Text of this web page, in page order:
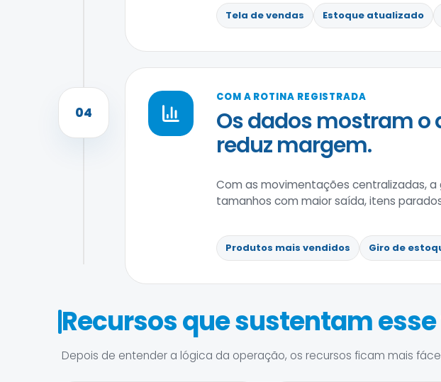
Tela de vendas Estoque atualizado
04
COM A ROTINA REGISTRADA
Os dados mostram o
reduz margem.
Com as movimentações centralizadas,
tamanhos com maior saída, itens
Produtos mais vendidos Giro de
Recursos que sustentam
Depois de entender a lógica da operação, os recursos ficam mais